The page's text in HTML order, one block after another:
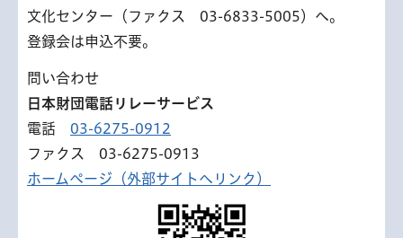
文化センター（ファクス 03-6833-5005）へ。
登録会は申込不要。
問い合わせ
日本財団電話リレーサービス
電話 03-6275-0912
ファクス 03-6275-0913
ホームページ（外部サイトへリンク）